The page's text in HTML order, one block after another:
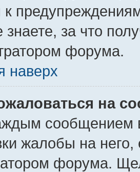
к
за что
форума.
наверх
на
сообщением
жалобы на
форума.